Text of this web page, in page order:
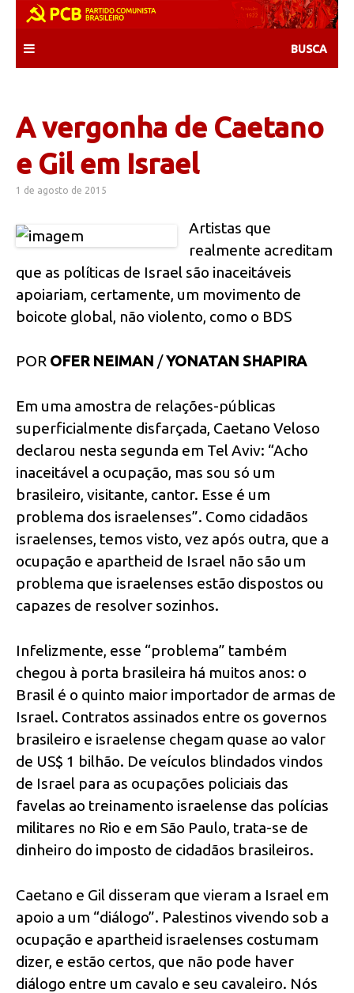
content
A vergonha de Caetano
e Gil em Israel
1 de agosto de 2015
Artistas que
realmente acreditam
que as políticas de Israel são inaceitáveis
apoiariam, certamente, um movimento de
boicote global, não violento, como o BDS
POR OFER NEIMAN /YONATAN SHAPIRA
Em uma amostra de relações-públicas
superficialmente disfarçada, Caetano Veloso
declarou nesta segunda em Tel Aviv: “Acho
inaceitável a ocupação, mas sou só um
brasileiro, visitante, cantor. Esse é um
problema dos israelenses”. Como cidadãos
israelenses, temos visto, vez após outra, que a
ocupação e apartheid de Israel não são um
problema que israelenses estão dispostos ou
capazes de resolver sozinhos.
Infelizmente, esse “problema” também
chegou à porta brasileira há muitos anos: o
Brasil é o quinto maior importador de armas de
Israel. Contratos assinados entre os governos
brasileiro e israelense chegam quase ao valor
de US$ 1 bilhão. De veículos blindados vindos
de Israel para as ocupações policiais das
favelas ao treinamento israelense das polícias
militares no Rio e em São Paulo, trata-se de
dinheiro do imposto de cidadãos brasileiros.
Caetano e Gil disseram que vieram a Israel em
apoio a um “diálogo”. Palestinos vivendo sob a
ocupação e apartheid israelenses costumam
dizer, e estão certos, que não pode haver
diálogo entre um cavalo e seu cavaleiro. Nós